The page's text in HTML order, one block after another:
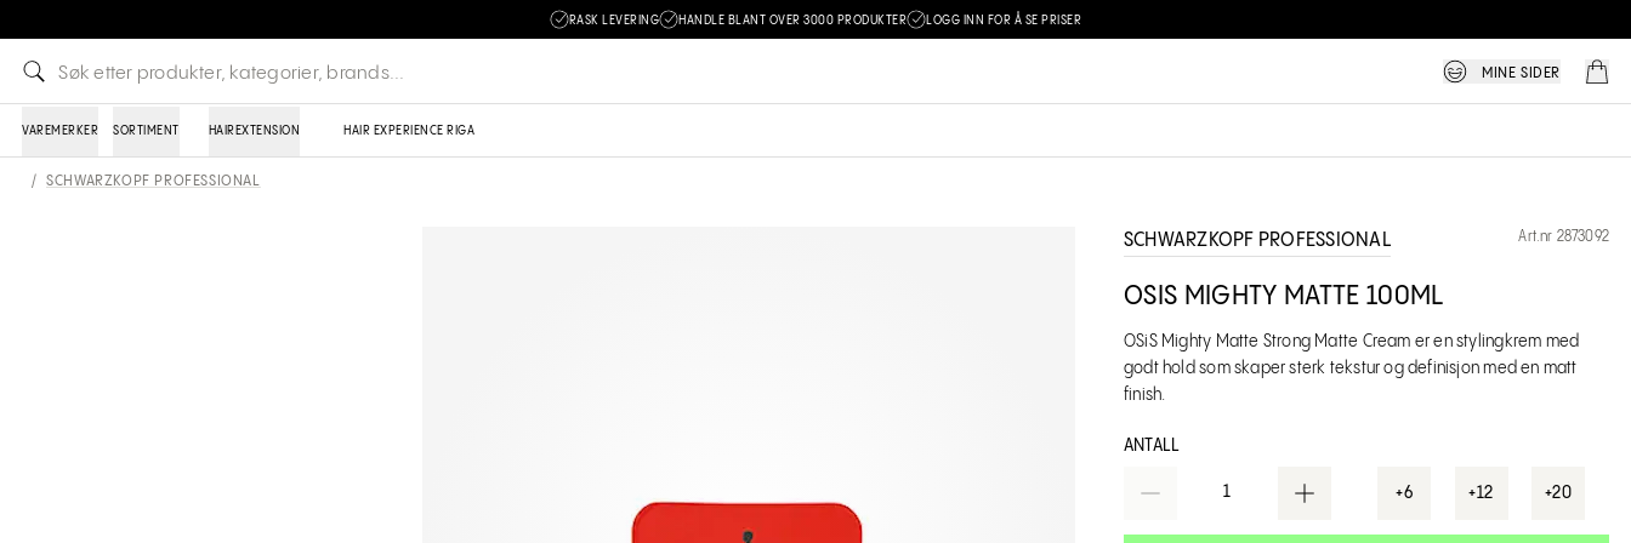
RASK LEVERING HANDLE BLANT OVER 3000 PRODUKTER LOGG INN FOR Å SE PRISER
MINE SIDER
VAREMERKER SORTIMENT HAIREXTENSION HAIR EXPERIENCE RIGA
/ SCHWARZKOPF PROFESSIONAL
SCHWARZKOPF PROFESSIONAL Art.nr 2873092
OSIS MIGHTY MATTE 100ML
OSiS Mighty Matte Strong Matte Cream er en stylingkrem med
godt hold som skaper sterk tekstur og definisjon med en matt
finish.
ANTALL
1 +6 +12 +20